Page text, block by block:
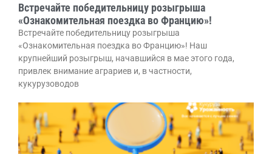
Встречайте победительницу розыгрыша
«Ознакомительная поездка во Францию»!
Встречайте победительницу розыгрыша
«Ознакомительная поездка во Францию»! Наш
крупнейший розыгрыш, начавшийся в мае этого года,
привлек внимание аграриев и, в частности,
кукурузоводов